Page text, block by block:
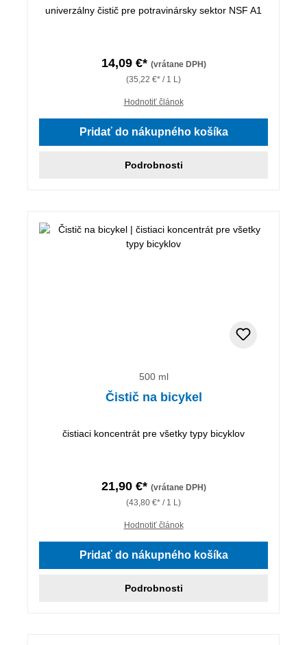
univerzálny čistič pre potravinársky sektor NSF A1
14,09 €* (vrátane DPH)
(35,22 €* / 1 L)
Hodnotiť článok
Pridať do nákupného košíka
Podrobnosti
500 ml
Čistič na bicykel
čistiaci koncentrát pre všetky typy bicyklov
21,90 €* (vrátane DPH)
(43,80 €* / 1 L)
Hodnotiť článok
Pridať do nákupného košíka
Podrobnosti